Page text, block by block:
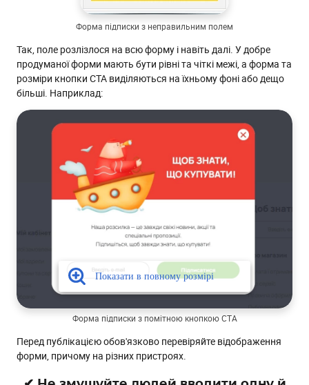
Форма підписки з неправильним полем
Так, поле розлізлося на всю форму і навіть далі. У добре
продуманої форми мають бути рівні та чіткі межі, а форма та
розміри кнопки СТА виділяються на їхньому фоні або дещо
більші. Наприклад:
Форма підписки з помітною кнопкою СТА
Перед публікацією обов'язково перевіряйте відображення
форми, причому на різних пристроях.